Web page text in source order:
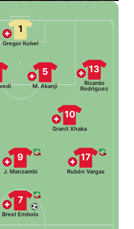
1
Gregor Kobel
13
Ricardo
Rodriguez
5
M. Akanji
10
Granit Xhaka
17
Rubén Vargas
9
J. Manzambi
7
Breel Embolo